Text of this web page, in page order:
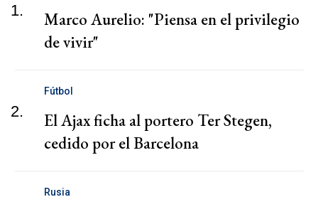
1.
Marco Aurelio: "Piensa en el privilegio
de vivir"
2.
Fútbol
El Ajax ficha al portero Ter Stegen,
cedido por el Barcelona
Rusia